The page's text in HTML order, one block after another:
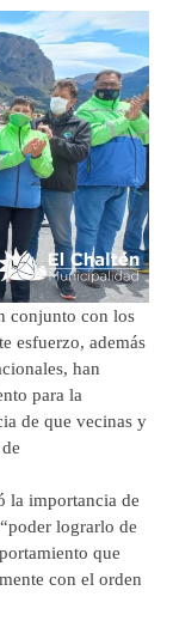
conjunto con los
esfuerzo, además
han
para la
de que vecinas y
importancia de
lograrlo de
que
con el orden